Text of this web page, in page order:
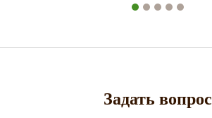
Задать вопрос